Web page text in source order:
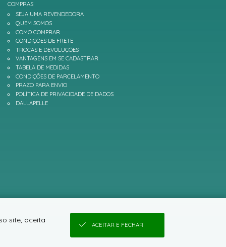
COMPRAS
SEJA UMA REVENDEDORA
QUEM SOMOS
COMO COMPRAR
CONDIÇÕES DE FRETE
TROCAS E DEVOLUÇÕES
VANTAGENS EM SE CADASTRAR
TABELA DE MEDIDAS
CONDIÇÕES DE PARCELAMENTO
PRAZO PARA ENVIO
POLÍTICA DE PRIVACIDADE DE DADOS
DALLAPELLE
site, aceita
ACEITAR E FECHAR